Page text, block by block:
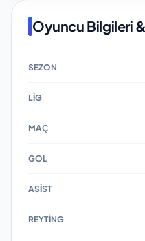
Oyuncu Bilgileri